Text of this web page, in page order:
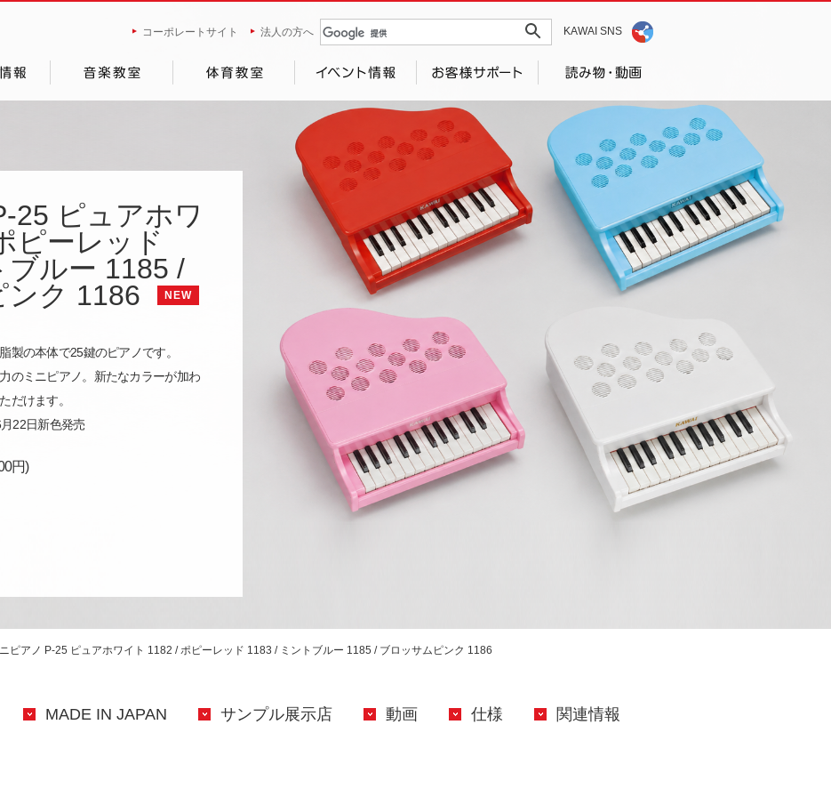
コーポレートサイト 法人の方へ KAWAI SNS
25 ピュアホワ
ピーレッド
ブルー 1185 /
ンク 1186
NEW
製の本体で25鍵のピアノです。
のミニピアノ。新たなカラーが加わ
だけます。
22日新色発売
円)
ピアノ P-25 ピュアホワイト 1182 / ポピーレッド 1183 / ミントブルー 1185 / ブロッサムピンク 1186
MADE IN JAPAN サンプル展示店 動画 仕様 関連情報